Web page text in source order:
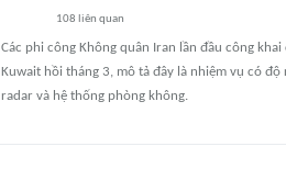
108 liên quan
Các phi công Không quân Iran lần đầu công
Kuwait hồi tháng 3, mô tả đây là nhiệm vụ có
radar và hệ thống phòng không.